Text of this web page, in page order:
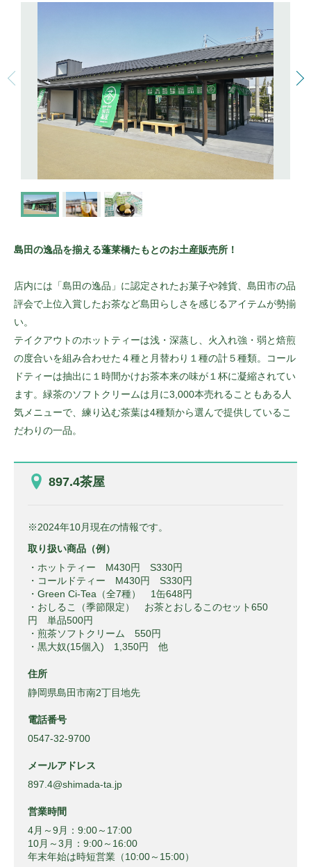
島田の逸品を揃える蓬莱橋たもとのお土産販売所！
店内には「島田の逸品」に認定されたお菓子や雑貨、島田市の品
評会で上位入賞したお茶など島田らしさを感じるアイテムが勢揃
い。
テイクアウトのホットティーは浅・深蒸し、火入れ強・弱と焙煎
の度合いを組み合わせた４種と月替わり１種の計５種類。コール
ドティーは抽出に１時間かけお茶本来の味が１杯に凝縮されてい
ます。緑茶のソフトクリームは月に3,000本売れることもある人
気メニューで、練り込む茶葉は4種類から選んで提供しているこ
だわりの一品。
897.4茶屋
※2024年10月現在の情報です。
取り扱い商品（例）
・ホットティー M430円 S330円
・コールドティー M430円 S330円
・Green Ci-Tea（全7種） 1缶648円
・おしるこ（季節限定） お茶とおしるこのセット650
円 単品500円
・煎茶ソフトクリーム 550円
・黒大奴(15個入) 1,350円 他
住所
静岡県島田市南2丁目地先
電話番号
0547-32-9700
メールアドレス
897.4@shimada-ta.jp
営業時間
4月～9月：9:00～17:00
10月～3月：9:00～16:00
年末年始は時短営業（10:00～15:00）